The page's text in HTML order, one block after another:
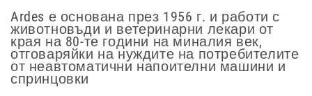
Ardes е основана през 1956 г. и работи с
животновъди и ветеринарни лекари от
края на 80-те години на миналия век,
отговаряйки на нуждите на потребителите
от неавтоматични напоителни машини и
спринцовки